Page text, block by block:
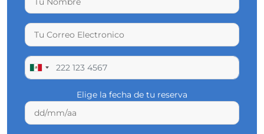
Elige la fecha de tu reserva